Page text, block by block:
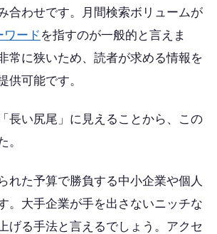
合わせです。月間検索ボリュームが
ワード を指すのが一般的と言えま
常に狭いため、読者が求める情報を
供可能です。
長い尻尾」に見えることから、この
。
れた予算で勝負する中小企業や個人
。大手企業が手を出さないニッチな
げる手法と言えるでしょう。アクセ